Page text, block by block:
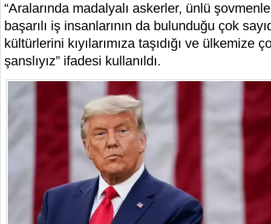
“Aralarında madalyalı askerler, ünlü
başarılı iş insanlarının da bulunduğu çok
kültürlerini kıyılarımıza taşıdığı ve ülkemize
şanslıyız” ifadesi kullanıldı.